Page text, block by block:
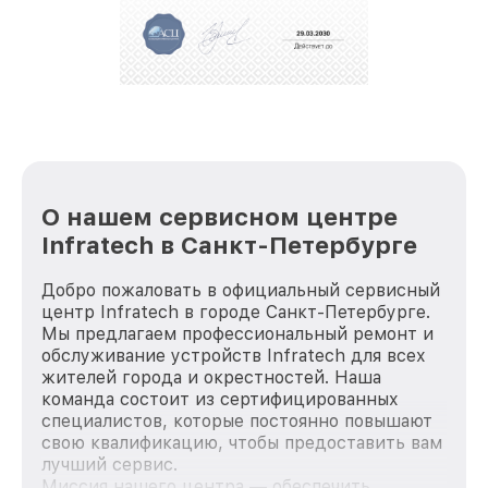
За годы своей деятельности мы получали только
положительные отзывы и обрели отличную
стараемся каждый день делать наш сервис еще
О нашем сервисном центре
Infratech в Санкт-Петербурге
Добро пожаловать в официальный сервисный
центр Infratech в городе Санкт-Петербурге.
Мы предлагаем профессиональный ремонт и
обслуживание устройств Infratech для всех
жителей города и окрестностей. Наша
команда состоит из сертифицированных
специалистов, которые постоянно повышают
свою квалификацию, чтобы предоставить вам
лучший сервис.